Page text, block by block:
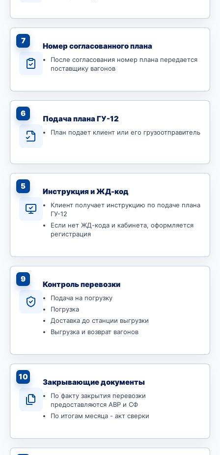
7
Номер согласованного плана
После согласования номер плана передается
поставщику вагонов
6
Подача плана ГУ-12
План подает клиент или его грузоотправитель
5
Инструкция и ЖД-код
Клиент получает инструкцию по подаче плана
ГУ-12
Если нет ЖД-кода и кабинета, оформляется
регистрация
9
Контроль перевозки
Подача на погрузку
Погрузка
Доставка до станции выгрузки
Выгрузка и возврат вагонов
10
Закрывающие документы
По факту закрытия перевозки
предоставляются АВР и СФ
По итогам месяца - акт сверки